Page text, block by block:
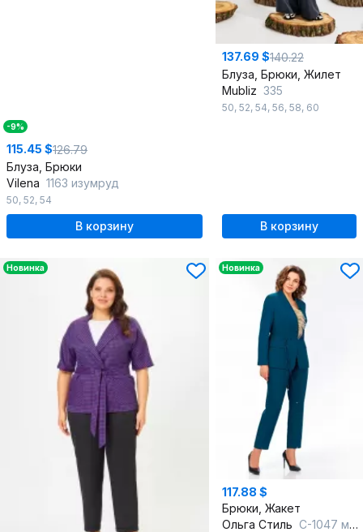
-9%
115.45 $126.79
Блуза, Брюки
Vilena 1163 изумруд
50, 52, 54
В корзину
137.69 $140.22
Блуза, Брюки, Жилет
Mubliz 335
50, 52, 54, 56, 58, 60
В корзину
Новинка Новинка
117.88 $
Брюки, Жакет
Ольга Стиль С-1047 морская-волна